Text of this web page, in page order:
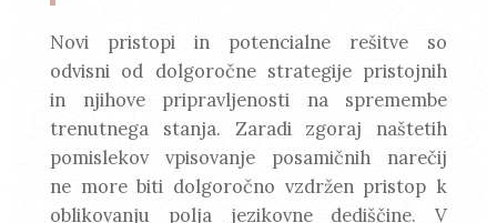
Novi pristopi in potencialne rešitve so
odvisni od dolgoročne strategije pristojnih
in njihove pripravljenosti na spremembe
trenutnega stanja. Zaradi zgoraj naštetih
pomislekov vpisovanje posamičnih narečij
ne more biti dolgoročno vzdržen pristop k
oblikovanju polja jezikovne dediščine. V